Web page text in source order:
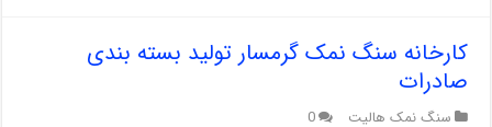
کارخانه سنگ نمک گرمسار تولید بسته بندی
صادرات
سنگ نمک هالیت 0